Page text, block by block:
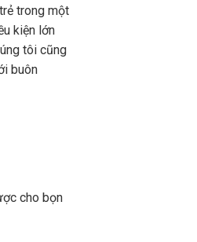
trong một
kiện lớn
tôi cũng
buôn
cho bọn